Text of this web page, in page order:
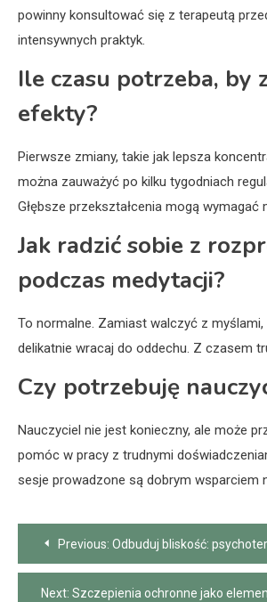
powinny konsultować się z terapeutą
intensywnych praktyk.
Ile czasu potrzeba, by
efekty?
Pierwsze zmiany, takie jak lepsza
można zauważyć po kilku tygodniach
Głębsze przekształcenia mogą wymagać
Jak radzić sobie z
podczas medytacji?
To normalne. Zamiast walczyć z myślami,
delikatnie wracaj do oddechu. Z czasem
Czy potrzebuję
Nauczyciel nie jest konieczny, ale może
pomóc w pracy z trudnymi
sesje prowadzone są dobrym wsparciem
Nawigacja
wpisu
Previous: Odbuduj bliskość:
Next: Szczepienia ochronne jako element